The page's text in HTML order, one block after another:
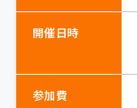
開催日時
参加費